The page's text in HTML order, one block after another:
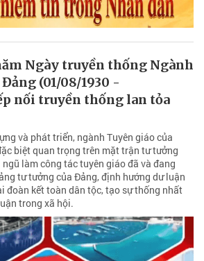
Ngày truyền thống Ngành
(01/08/1930 -
nối truyền thống lan tỏa
và phát triển, ngành Tuyên giáo của
biệt quan trọng trên mặt trận tư tưởng
làm công tác tuyên giáo đã và đang
tư tưởng của Đảng, định hướng dư luận
đoàn kết toàn dân tộc, tạo sự thống nhất
trong xã hội.